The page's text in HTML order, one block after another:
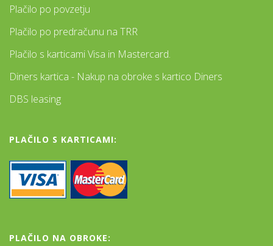
Plačilo po povzetju
Plačilo po predračunu na TRR
Plačilo s karticami Visa in Mastercard.
Diners kartica - Nakup na obroke s kartico Diners
DBS leasing
PLAČILO S KARTICAMI:
PLAČILO NA OBROKE: